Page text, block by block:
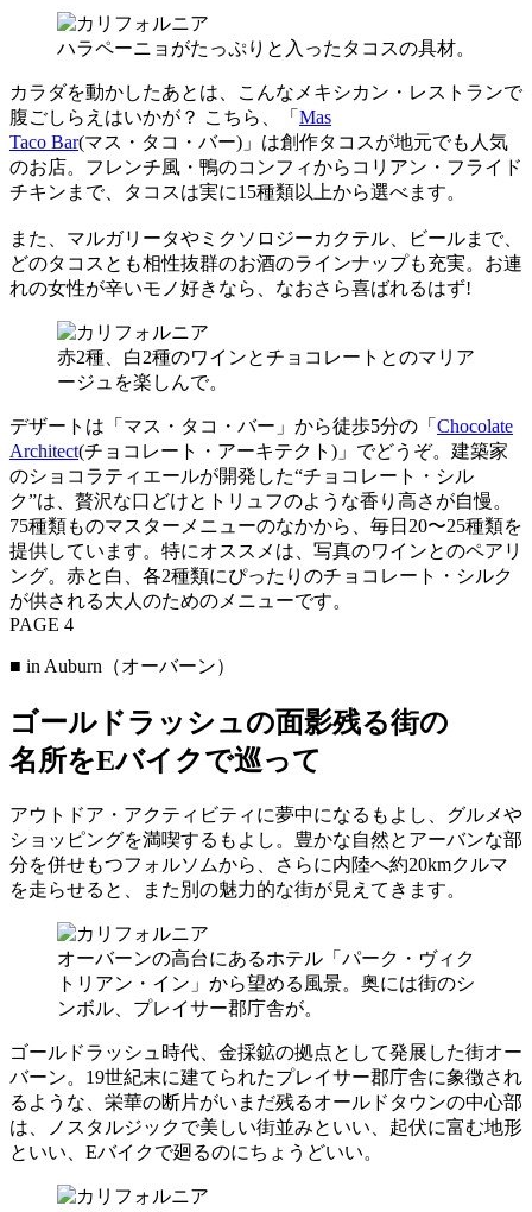
ハラペーニョがたっぷりと入ったタコスの具材。
カラダを動かしたあとは、こんなメキシカン・レストランで
腹ごしらえはいかが？ こちら、「 Mas
Taco Bar(マス・タコ・バー)」は創作タコスが地元でも人気
のお店。フレンチ風・鴨のコンフィからコリアン・フライド
チキンまで、タコスは実に15種類以上から選べます。
また、マルガリータやミクソロジーカクテル、ビールまで、
どのタコスとも相性抜群のお酒のラインナップも充実。お連
れの女性が辛いモノ好きなら、なおさら喜ばれるはず!
赤2種、白2種のワインとチョコレートとのマリア
ージュを楽しんで。
デザートは「マス・タコ・バー」から徒歩5分の「 Chocolate
Architect(チョコレート・アーキテクト)」でどうぞ。建築家
のショコラティエールが開発した“チョコレート・シル
ク”は、贅沢な口どけとトリュフのような香り高さが自慢。
75種類ものマスターメニューのなかから、毎日20〜25種類を
提供しています。特にオススメは、写真のワインとのペアリ
ング。赤と白、各2種類にぴったりのチョコレート・シルク
が供される大人のためのメニューです。
PAGE 4
■ in Auburn（オーバーン）
ゴールドラッシュの面影残る街の
名所をEバイクで巡って
アウトドア・アクティビティに夢中になるもよし、グルメや
ショッピングを満喫するもよし。豊かな自然とアーバンな部
分を併せもつフォルソムから、さらに内陸へ約20kmクルマ
を走らせると、また別の魅力的な街が見えてきます。
オーバーンの高台にあるホテル「パーク・ヴィク
トリアン・イン」から望める風景。奥には街のシ
ンボル、プレイサー郡庁舎が。
ゴールドラッシュ時代、金採鉱の拠点として発展した街オー
バーン。19世紀末に建てられたプレイサー郡庁舎に象徴され
るような、栄華の断片がいまだ残るオールドタウンの中心部
は、ノスタルジックで美しい街並みといい、起伏に富む地形
といい、Eバイクで廻るのにちょうどいい。